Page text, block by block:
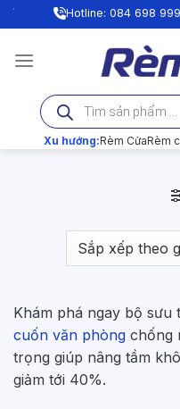
Bỏ
qua
nội
9999 Bảo hành lên tới
Tìm
kiếm
sản
phẩm
Xu hướng:Rèm CửaRèm
Khám phá ngay bộ sưu
cuốn văn phòng chống
trọng giúp nâng tầm
giảm tới 40%.